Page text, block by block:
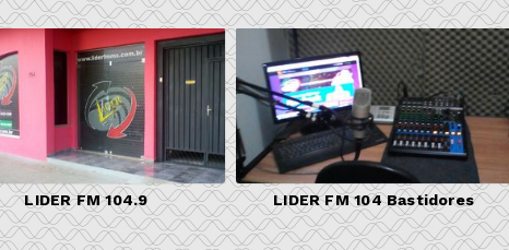
LIDER FM 104.9 LIDER FM 104 Bastidores